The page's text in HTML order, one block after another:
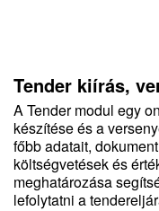
Tender kiírás,
A Tender modul egy
készítése és a
főbb adatait,
költségvetések és
meghatározása
lefolytatni a